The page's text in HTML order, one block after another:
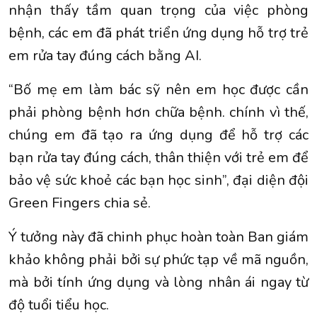
nhận thấy tầm quan trọng của việc phòng
bệnh, các em đã phát triển ứng dụng hỗ trợ trẻ
em rửa tay đúng cách bằng AI.
“Bố mẹ em làm bác sỹ nên em học được cần
phải phòng bệnh hơn chữa bệnh. chính vì thế,
chúng em đã tạo ra ứng dụng để hỗ trợ các
bạn rửa tay đúng cách, thân thiện với trẻ em để
bảo vệ sức khoẻ các bạn học sinh”, đại diện đội
Green Fingers chia sẻ.
Ý tưởng này đã chinh phục hoàn toàn Ban giám
khảo không phải bởi sự phức tạp về mã nguồn,
mà bởi tính ứng dụng và lòng nhân ái ngay từ
độ tuổi tiểu học.